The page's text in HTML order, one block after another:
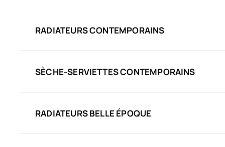
RADIATEURS CONTEMPORAINS
SÈCHE-SERVIETTES CONTEMPORAINS
RADIATEURS BELLE ÉPOQUE